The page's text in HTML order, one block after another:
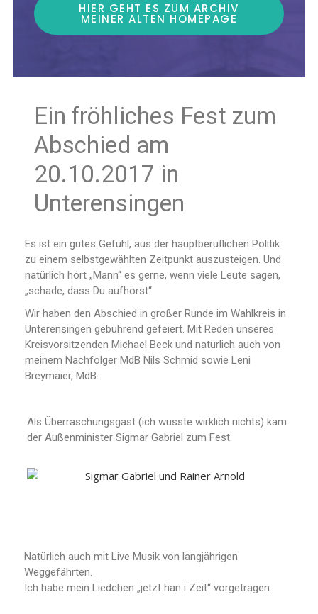
HIER GEHT ES ZUM ARCHIV
MEINER ALTEN HOMEPAGE
Ein fröhliches Fest zum
Abschied am
20.10.2017 in
Unterensingen
Es ist ein gutes Gefühl, aus der hauptberuflichen Politik
zu einem selbstgewählten Zeitpunkt auszusteigen. Und
natürlich hört „Mann“ es gerne, wenn viele Leute sagen,
„schade, dass Du aufhörst“.
Wir haben den Abschied in großer Runde im Wahlkreis in
Unterensingen gebührend gefeiert. Mit Reden unseres
Kreisvorsitzenden Michael Beck und natürlich auch von
meinem Nachfolger MdB Nils Schmid sowie Leni
Breymaier, MdB.
Als Überraschungsgast (ich wusste wirklich nichts) kam
der Außenminister Sigmar Gabriel zum Fest.
Natürlich auch mit Live Musik von langjährigen
Weggefährten.
Ich habe mein Liedchen „jetzt han i Zeit“ vorgetragen.